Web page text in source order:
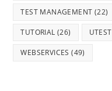
TEST MANAGEMENT (22)
TUTORIAL (26) UTEST
WEBSERVICES (49)